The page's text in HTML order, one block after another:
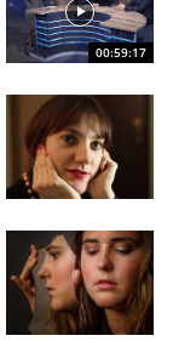
00:59:17